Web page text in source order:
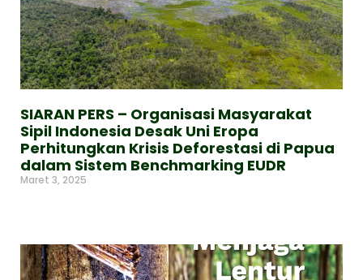
SIARAN PERS – Organisasi Masyarakat
Sipil Indonesia Desak Uni Eropa
Perhitungkan Krisis Deforestasi di Papua
dalam Sistem Benchmarking EUDR
Maret 3, 2025